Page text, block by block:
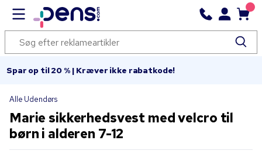
Spar op til 20 % | Kræver ikke rabatkode!
Alle Udendørs
Marie sikkerhedsvest med velcro til
børn i alderen 7-12